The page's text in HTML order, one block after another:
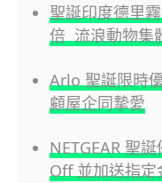
聖誕印度德里
倍 流浪動物集
Arlo 聖誕限時
顧屋企同摯愛
NETGEAR 聖
Off 並加送指定